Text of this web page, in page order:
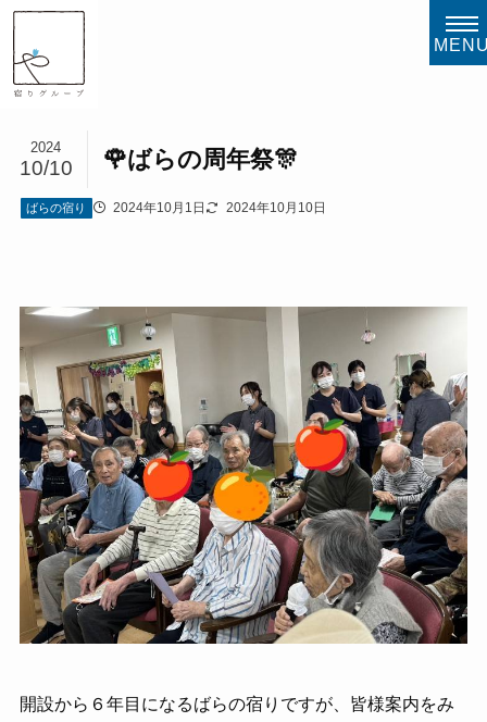
🌹ばらの周年祭🎊
2024
10/10
ばらの宿り 2024年10月1日 2024年10月10日
開設から６年目になるばらの宿りですが、皆様案内をみ